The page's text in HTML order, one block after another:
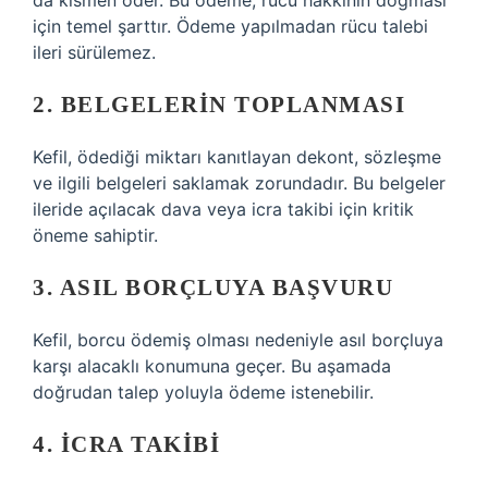
için temel şarttır. Ödeme yapılmadan rücu talebi
ileri sürülemez.
2. BELGELERIN TOPLANMASI
Kefil, ödediği miktarı kanıtlayan dekont, sözleşme
ve ilgili belgeleri saklamak zorundadır. Bu belgeler
ileride açılacak dava veya icra takibi için kritik
öneme sahiptir.
3. ASIL BORÇLUYA BAŞVURU
Kefil, borcu ödemiş olması nedeniyle asıl borçluya
karşı alacaklı konumuna geçer. Bu aşamada
doğrudan talep yoluyla ödeme istenebilir.
4. İCRA TAKIBI